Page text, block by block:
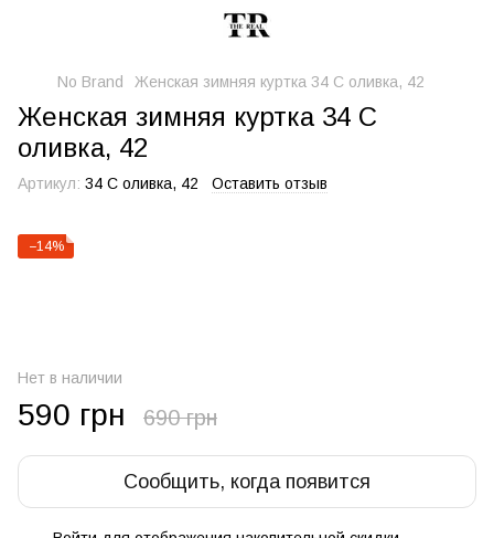
No Brand Женская зимняя куртка 34 С оливка, 42
Женская зимняя куртка 34 С
оливка, 42
Артикул: 34 С оливка, 42 Оставить отзыв
−14%
Нет в наличии
590 грн 690 грн
Сообщить, когда появится